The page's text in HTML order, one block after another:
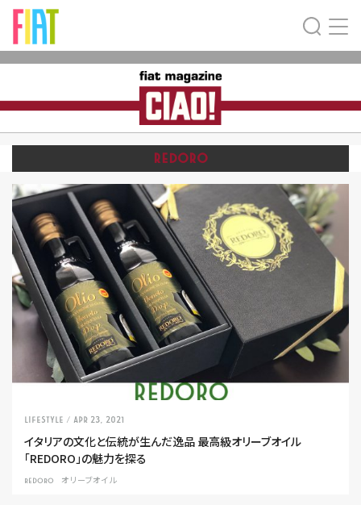
REDORO
LIFESTYLE / Apr 23, 2021
イタリアの文化と伝統が生んだ逸品 最高級オリーブオイル
「REDORO」の魅力を探る
REDORO オリーブオイル